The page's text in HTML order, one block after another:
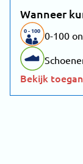
­Wanneer
0-100 0-100
Bekijk